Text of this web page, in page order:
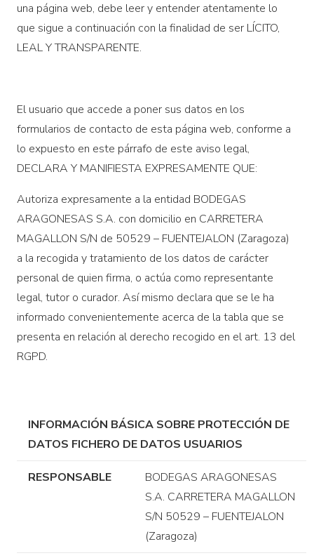
una página web, debe leer y entender atentamente lo
que sigue a continuación con la finalidad de ser LÍCITO,
LEAL Y TRANSPARENTE.
El usuario que accede a poner sus datos en los
formularios de contacto de esta página web, conforme a
lo expuesto en este párrafo de este aviso legal,
DECLARA Y MANIFIESTA EXPRESAMENTE QUE:
Autoriza expresamente a la entidad BODEGAS
ARAGONESAS S.A. con domicilio en CARRETERA
MAGALLON S/N de 50529 – FUENTEJALON (Zaragoza)
a la recogida y tratamiento de los datos de carácter
personal de quien firma, o actúa como representante
legal, tutor o curador. Así mismo declara que se le ha
informado convenientemente acerca de la tabla que se
presenta en relación al derecho recogido en el art. 13 del
RGPD.
INFORMACIÓN BÁSICA SOBRE PROTECCIÓN DE
DATOS FICHERO DE DATOS USUARIOS
RESPONSABLE
BODEGAS ARAGONESAS
S.A. CARRETERA MAGALLON
S/N 50529 – FUENTEJALON
(Zaragoza)